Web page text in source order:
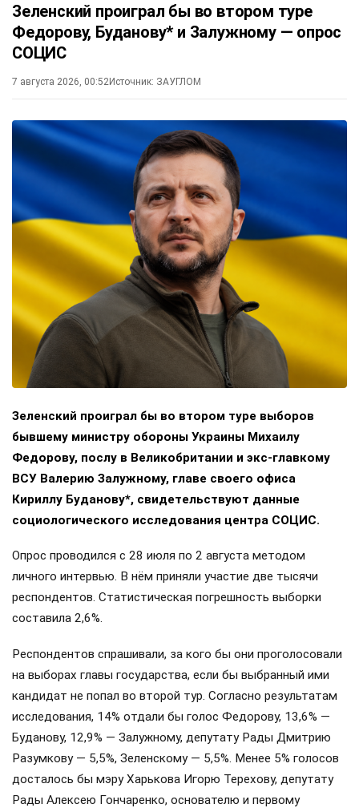
Зеленский проиграл бы во втором туре
Федорову, Буданову* и Залужному — опрос
СОЦИС
7 августа 2026, 00:52Источник: ЗАУГЛОМ
Зеленский проиграл бы во втором туре выборов
бывшему министру обороны Украины Михаилу
Федорову, послу в Великобритании и экс-главкому
ВСУ Валерию Залужному, главе своего офиса
Кириллу Буданову*, свидетельствуют данные
социологического исследования центра СОЦИС.
Опрос проводился с 28 июля по 2 августа методом
личного интервью. В нём приняли участие две тысячи
респондентов. Статистическая погрешность выборки
составила 2,6%.
Респондентов спрашивали, за кого бы они проголосовали
на выборах главы государства, если бы выбранный ими
кандидат не попал во второй тур. Согласно результатам
исследования, 14% отдали бы голос Федорову, 13,6% —
Буданову, 12,9% — Залужному, депутату Рады Дмитрию
Разумкову — 5,5%, Зеленскому — 5,5%. Менее 5% голосов
досталось бы мэру Харькова Игорю Терехову, депутату
Рады Алексею Гончаренко, основателю и первому